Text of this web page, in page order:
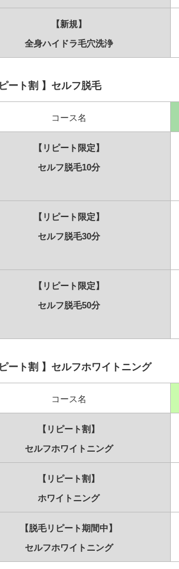
【新規】
全身ハイドラ毛穴洗浄
ピート割 】セルフ脱毛
コース名
【リピート限定】
セルフ脱毛10分
【リピート限定】
セルフ脱毛30分
【リピート限定】
セルフ脱毛50分
ピート割 】セルフホワイトニング
コース名
【リピート割】
セルフホワイトニング
【リピート割】
ホワイトニング
【脱毛リピート期間中】
セルフホワイトニング